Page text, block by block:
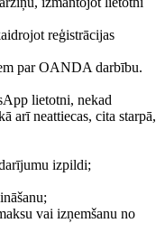
reģistrācijas
par OANDA darbību.
lietotni, nekad
arī neattiecas, cita starpā,
izpildi;
vai izņemšanu no